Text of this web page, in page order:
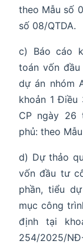
theo Mẫu số
số 08/QTDA.
c) Báo cáo
toán vốn
dự án nhóm
khoản 1
CP ngày 26
phủ: theo
d) Dự thảo
vốn đầu tư
phần, tiểu
mục công
định tại
254/2025/